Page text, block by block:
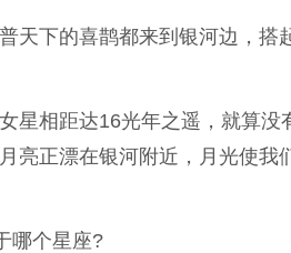
天下的喜鹊都来到银河边，
星相距达16光年之遥，就算
亮正漂在银河附近，月光使
哪个星座?